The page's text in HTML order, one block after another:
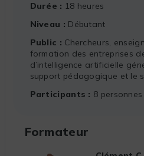
Durée
18 heures
Niveau
Débutant
Public
Chercheurs,
formation des entreprises
d’intelligence artificielle
support pédagogique et le
Participants
8 personnes
Formateur